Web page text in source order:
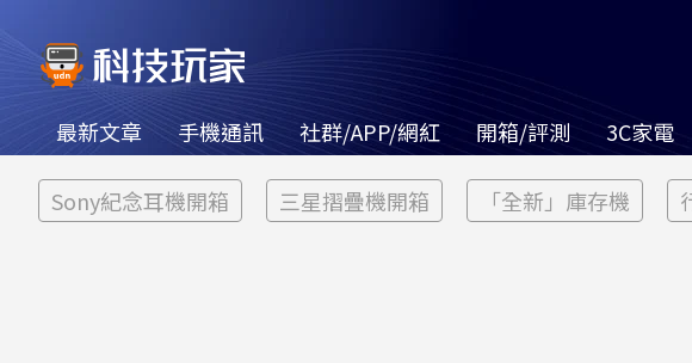
最新文章 手機通訊 社群/APP/網紅 開箱/評測 3C家電
Sony紀念耳機開箱 三星摺疊機開箱 「全新」庫存機